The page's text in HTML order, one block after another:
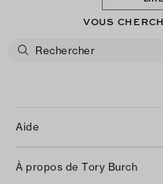
VOUS
Aide
À propos de Tory Burch